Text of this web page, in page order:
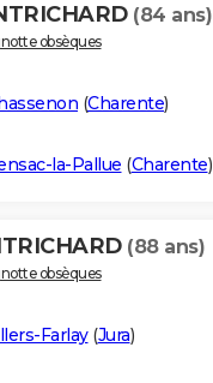
(84 ans)
obsèques
(Charente)
la-Pallue (Charente)
(88 ans)
obsèques
Farlay(Jura)